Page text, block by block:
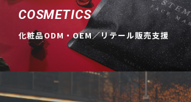
COSMETICS
化粧品ODM・OEM／リテール販売支援